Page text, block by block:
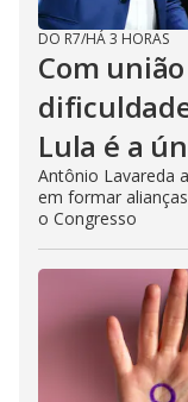
DO R7/HÁ 3 HORAS
Com
Lula é a
Antônio Lavareda
em formar
o Congresso